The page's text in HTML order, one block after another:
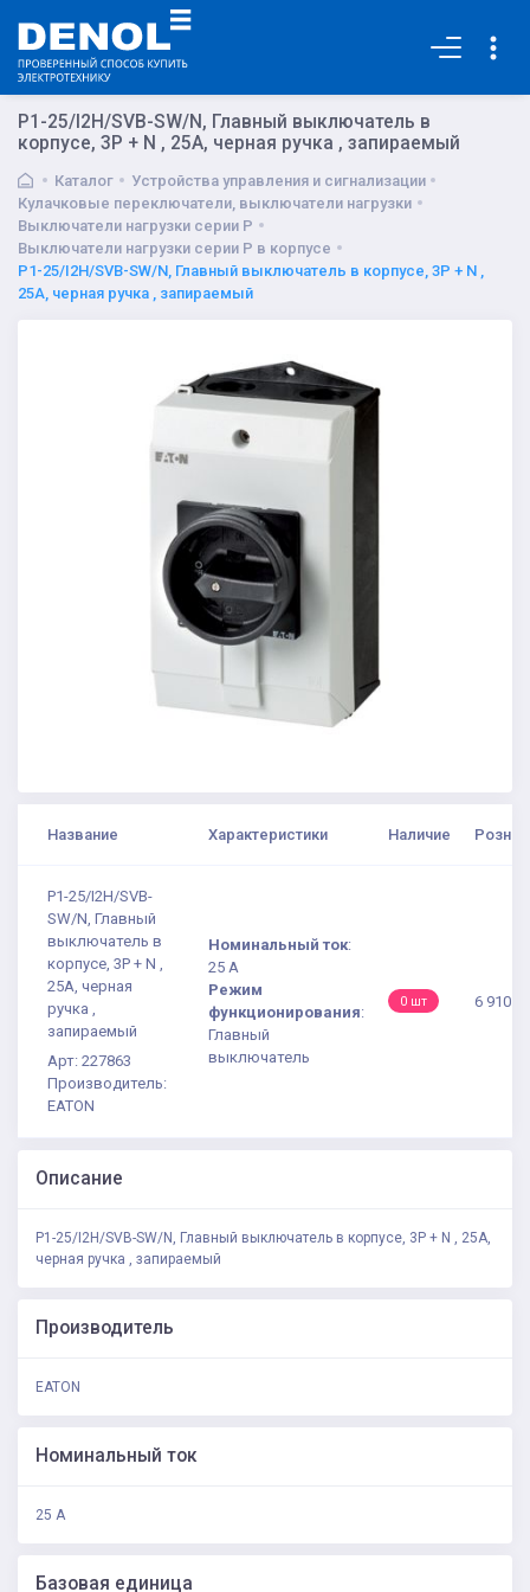
P1-25/I2H/SVB-SW/N, Главный выключатель в
корпусе, 3P + N , 25А, черная ручка , запираемый
Каталог
Устройства управления и сигнализации
Кулачковые переключатели, выключатели нагрузки
Выключатели нагрузки серии P
Выключатели нагрузки серии P в корпусе
P1-25/I2H/SVB-SW/N, Главный выключатель в корпусе, 3P + N ,
25А, черная ручка , запираемый
Название Характеристики Наличие
P1-25/I2H/SVB-
SW/N, Главный
выключатель в
корпусе, 3P + N ,
25А, черная
ручка ,
запираемый
Арт: 227863
Производитель:
EATON
Номинальный ток:
25 А
Режим
функционирования:
Главный
выключатель
0 шт 6
Описание
P1-25/I2H/SVB-SW/N, Главный выключатель в корпусе, 3P + N , 25А,
черная ручка , запираемый
Производитель
EATON
Номинальный ток
25 А
Базовая единица